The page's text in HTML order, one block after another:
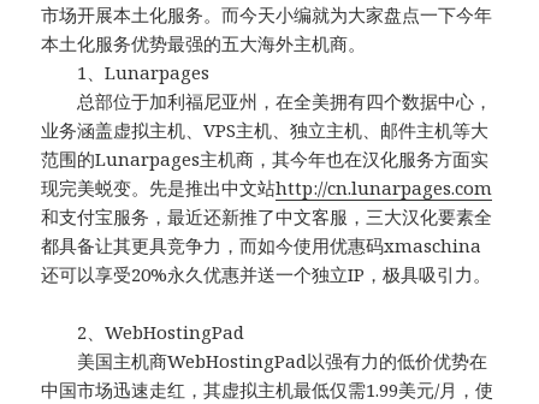
市场开展本土化服务。而今天小编就为大家盘点一下今年
本土化服务优势最强的五大海外主机商。
1、Lunarpages
总部位于加利福尼亚州，在全美拥有四个数据中心，
业务涵盖虚拟主机、VPS主机、独立主机、邮件主机等大
范围的Lunarpages主机商，其今年也在汉化服务方面实
现完美蜕变。先是推出中文站http://cn.lunarpages.com
和支付宝服务，最近还新推了中文客服，三大汉化要素全
都具备让其更具竞争力，而如今使用优惠码xmaschina
还可以享受20%永久优惠并送一个独立IP，极具吸引力。
2、WebHostingPad
美国主机商WebHostingPad以强有力的低价优势在
中国市场迅速走红，其虚拟主机最低仅需1.99美元/月，使